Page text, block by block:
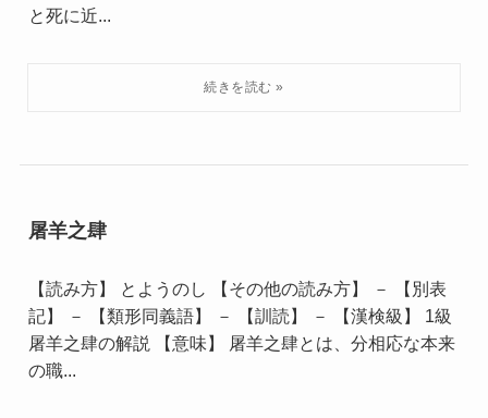
と死に近...
屠羊之肆
【読み方】 とようのし 【その他の読み方】 － 【別表
記】 － 【類形同義語】 － 【訓読】 － 【漢検級】 1級
屠羊之肆の解説 【意味】 屠羊之肆とは、分相応な本来
の職...